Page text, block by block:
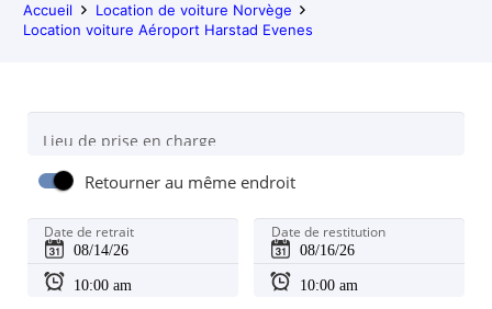
Accueil
Location de voiture Norvège
Location voiture Aéroport Harstad Evenes
Lieu de prise en charge
Retourner au même endroit
Date de retrait Date de restitution